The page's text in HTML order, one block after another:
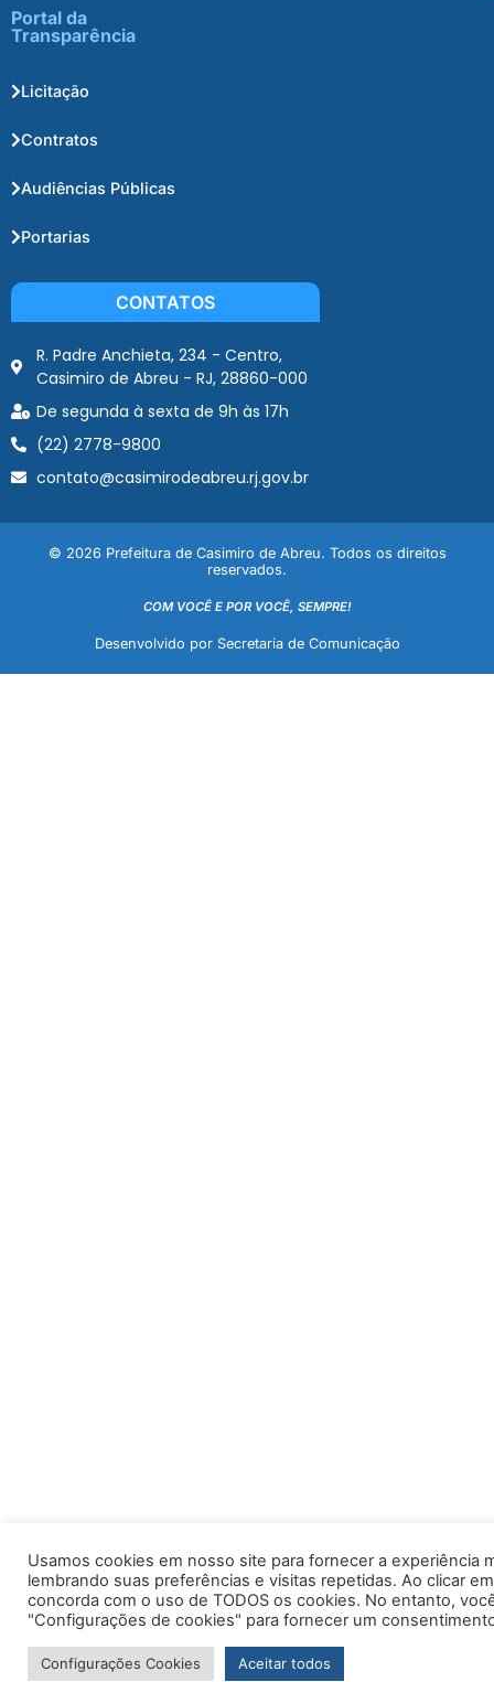
Portal da
Transparência
Licitação
Contratos
Audiências Públicas
Portarias
CONTATOS
R. Padre Anchieta, 234 - Centro,
Casimiro de Abreu - RJ, 28860-000
De segunda à sexta de 9h às 17h
(22) 2778-9800
contato@casimirodeabreu.rj.gov.br
© 2026 Prefeitura de Casimiro de Abreu. Todos os direitos
reservados.
COM VOCÊ E POR VOCÊ, SEMPRE!
Desenvolvido por Secretaria de Comunicação
Usamos cookies em nosso site para fornecer a experiência
lembrando suas preferências e visitas repetidas. Ao clicar
concorda com o uso de TODOS os cookies. No entanto,
"Configurações de cookies" para fornecer um
Configurações Cookies Aceitar todos